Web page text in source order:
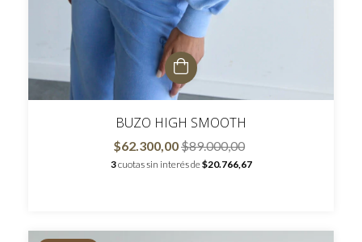
BUZO HIGH SMOOTH
$62.300,00$89.000,00
3cuotas sin interés de$20.766,67